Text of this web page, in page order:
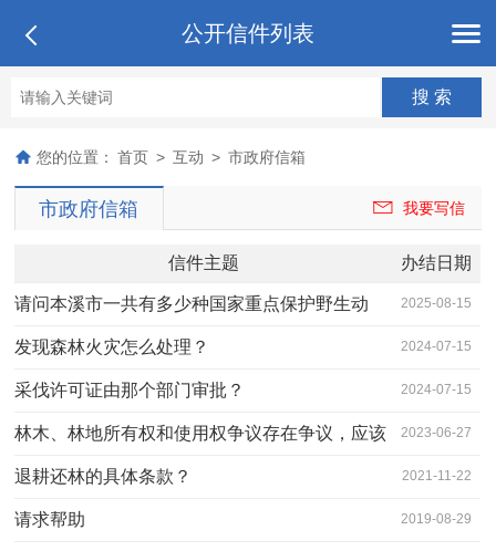
公开信件列表
您的位置： 首页 > 互动 > 市政府信箱
我要写信
市政府信箱
信件主题 办结日期
请问本溪市一共有多少种国家重点保护野生动
物？
2025-08-15
发现森林火灾怎么处理？ 2024-07-15
采伐许可证由那个部门审批？ 2024-07-15
林木、林地所有权和使用权争议存在争议，应该
怎么办？
2023-06-27
退耕还林的具体条款？ 2021-11-22
请求帮助 2019-08-29